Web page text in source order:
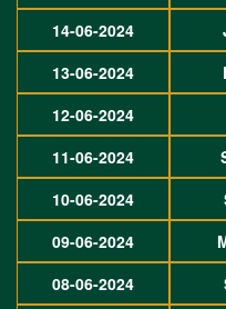
14-06-2024
13-06-2024
12-06-2024
11-06-2024
10-06-2024
09-06-2024
08-06-2024